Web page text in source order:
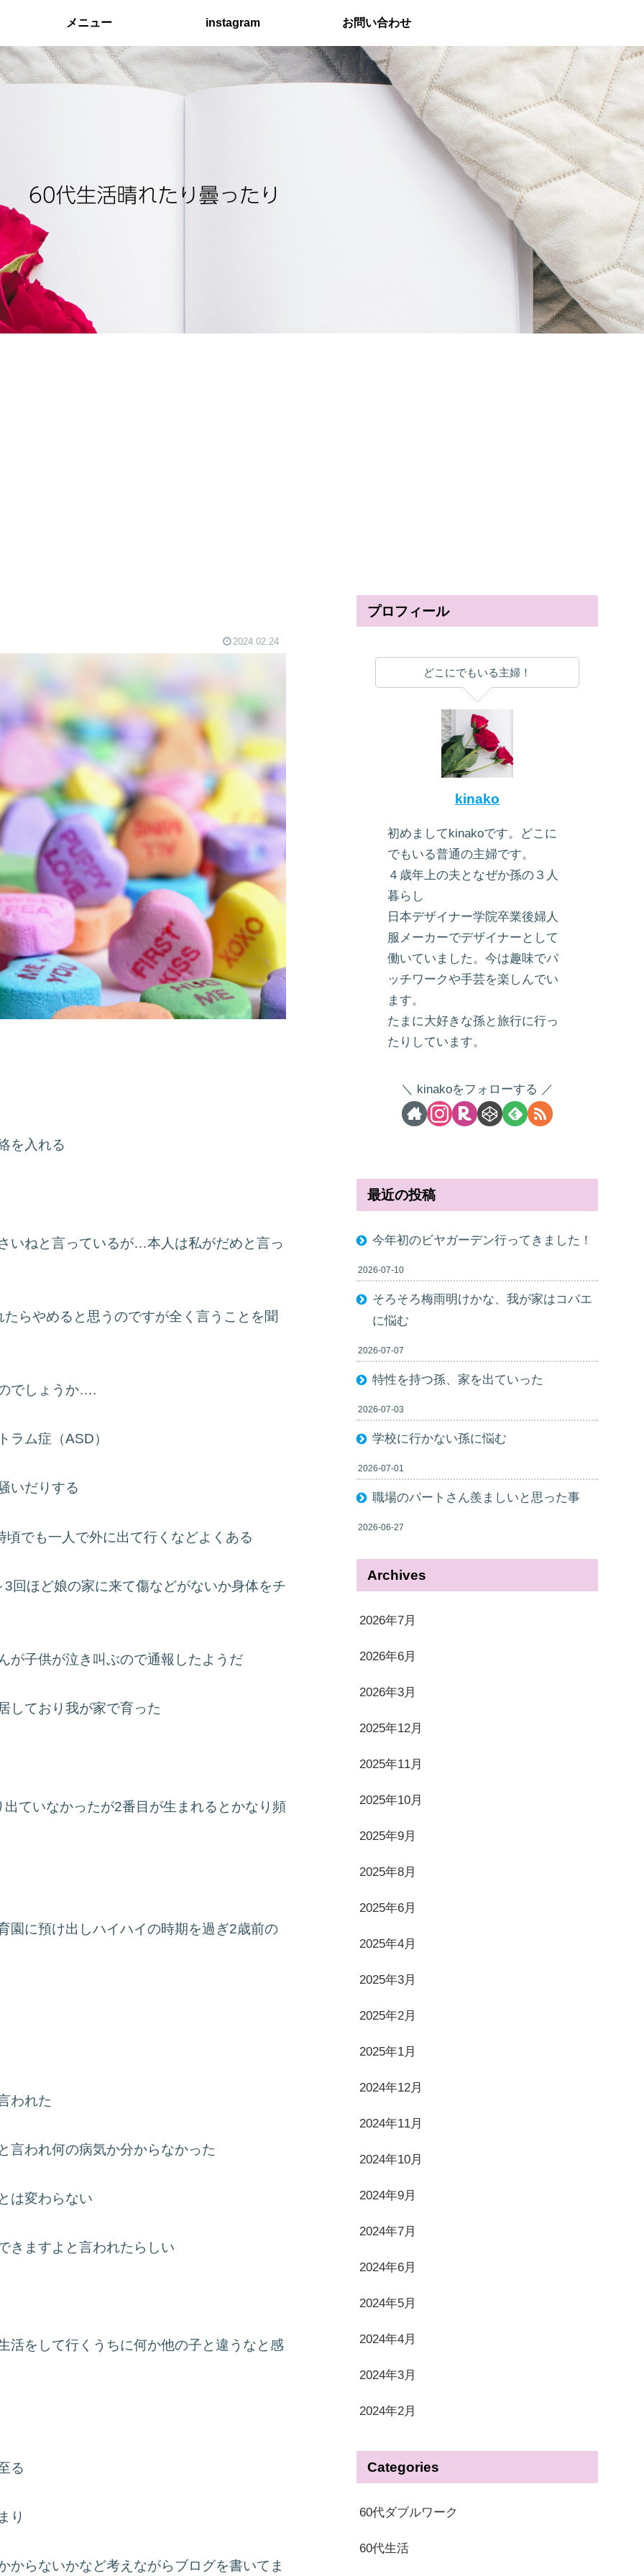
メニュー instagram お問い合わせ
2024.02.24
を入れる
いねと言っているが…本人は私がだめと言っ
らやめると思うのですが全く言うことを聞
でしょうか….
ラム症（ASD）
いだりする
でも一人で外に出て行くなどよくある
回ほど娘の家に来て傷などがないか身体をチ
が子供が泣き叫ぶので通報したようだ
しており我が家で育った
ていなかったが2番目が生まれるとかなり頻
園に預け出しハイハイの時期を過ぎ2歳前の
われた
われ何の病気か分からなかった
は変わらない
きますよと言われたらしい
をして行くうちに何か他の子と違うなと感
る
り
からないかなど考えながらブログを書いてま
プロフィール
どこにでもいる主婦！
kinako
初めましてkinakoです。どこに
でもいる普通の主婦です。
４歳年上の夫となぜか孫の３人
暮らし
日本デザイナー学院卒業後婦人
服メーカーでデザイナーとして
働いていました。今は趣味でパ
ッチワークや手芸を楽しんでい
ます。
たまに大好きな孫と旅行に行っ
たりしています。
kinakoをフォローする
最近の投稿
今年初のビヤガーデン行ってきました！
2026-07-10
そろそろ梅雨明けかな、我が家はコバエ
に悩む
2026-07-07
特性を持つ孫、家を出ていった
2026-07-03
学校に行かない孫に悩む
2026-07-01
職場のパートさん羨ましいと思った事
2026-06-27
Archives
2026年7月
2026年6月
2026年3月
2025年12月
2025年11月
2025年10月
2025年9月
2025年8月
2025年6月
2025年4月
2025年3月
2025年2月
2025年1月
2024年12月
2024年11月
2024年10月
2024年9月
2024年7月
2024年6月
2024年5月
2024年4月
2024年3月
2024年2月
Categories
60代ダブルワーク
60代生活